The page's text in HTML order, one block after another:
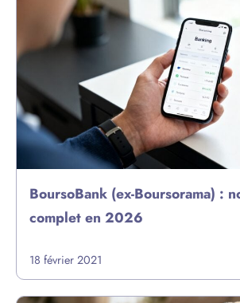
BoursoBank (ex-Boursorama) :
complet en 2026
18 février 2021